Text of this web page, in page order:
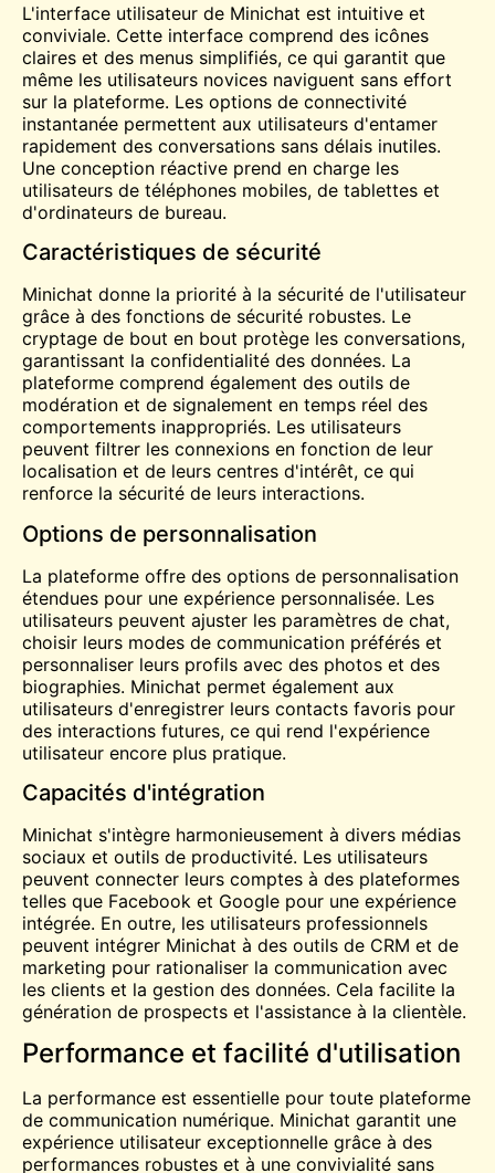
L'interface utilisateur de Minichat est intuitive et
conviviale. Cette interface comprend des icônes
claires et des menus simplifiés, ce qui garantit que
même les utilisateurs novices naviguent sans effort
sur la plateforme. Les options de connectivité
instantanée permettent aux utilisateurs d'entamer
rapidement des conversations sans délais inutiles.
Une conception réactive prend en charge les
utilisateurs de téléphones mobiles, de tablettes et
d'ordinateurs de bureau.
Caractéristiques de sécurité
Minichat donne la priorité à la sécurité de l'utilisateur
grâce à des fonctions de sécurité robustes. Le
cryptage de bout en bout protège les conversations,
garantissant la confidentialité des données. La
plateforme comprend également des outils de
modération et de signalement en temps réel des
comportements inappropriés. Les utilisateurs
peuvent filtrer les connexions en fonction de leur
localisation et de leurs centres d'intérêt, ce qui
renforce la sécurité de leurs interactions.
Options de personnalisation
La plateforme offre des options de personnalisation
étendues pour une expérience personnalisée. Les
utilisateurs peuvent ajuster les paramètres de chat,
choisir leurs modes de communication préférés et
personnaliser leurs profils avec des photos et des
biographies. Minichat permet également aux
utilisateurs d'enregistrer leurs contacts favoris pour
des interactions futures, ce qui rend l'expérience
utilisateur encore plus pratique.
Capacités d'intégration
Minichat s'intègre harmonieusement à divers médias
sociaux et outils de productivité. Les utilisateurs
peuvent connecter leurs comptes à des plateformes
telles que Facebook et Google pour une expérience
intégrée. En outre, les utilisateurs professionnels
peuvent intégrer Minichat à des outils de CRM et de
marketing pour rationaliser la communication avec
les clients et la gestion des données. Cela facilite la
génération de prospects et l'assistance à la clientèle.
Performance et facilité d'utilisation
La performance est essentielle pour toute plateforme
de communication numérique. Minichat garantit une
expérience utilisateur exceptionnelle grâce à des
performances robustes et à une convivialité sans